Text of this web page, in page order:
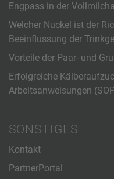
Engpass in der
Welcher Nuckel ist der
Beeinflussung der
Vorteile der Paar- und
Erfolgreiche
Arbeitsanweisungen
SONSTIGES
Kontakt
PartnerPortal